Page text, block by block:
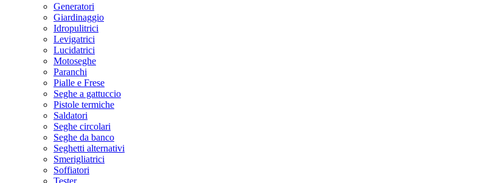
Generatori
Giardinaggio
Idropulitrici
Levigatrici
Lucidatrici
Motoseghe
Paranchi
Pialle e Frese
Seghe a gattuccio
Pistole termiche
Saldatori
Seghe circolari
Seghe da banco
Seghetti alternativi
Smerigliatrici
Soffiatori
Tester